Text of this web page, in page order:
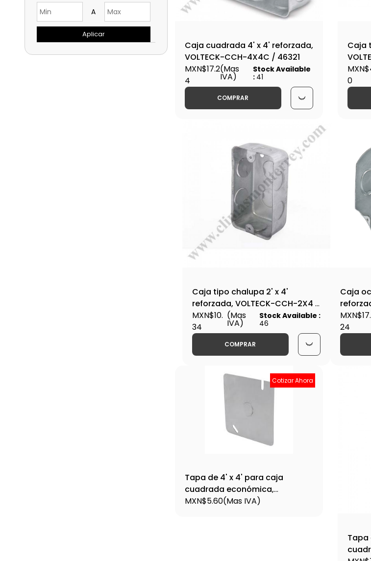
A
Aplicar
Caja cuadrada 4' x 4' reforzada,
VOLTECK-CCH-4X4C / 46321
MXN$17.2
4
(Mas
IVA)
Stock Available
: 41
COMPRAR
Caja
0
Caja tipo chalupa 2' x 4'
reforzada, VOLTECK-CCH-2X4 /
46320
MXN$10.
34
(Mas
IVA)
Stock Available :
46
COMPRAR
Caja
/ 46322
MXN$17.
24
Cotizar Ahora
Tapa de 4' x 4' para caja
cuadrada económica,
VOLTECK-TACH-4X4 / 45009
MXN$5.60(Mas IVA)
Tapa